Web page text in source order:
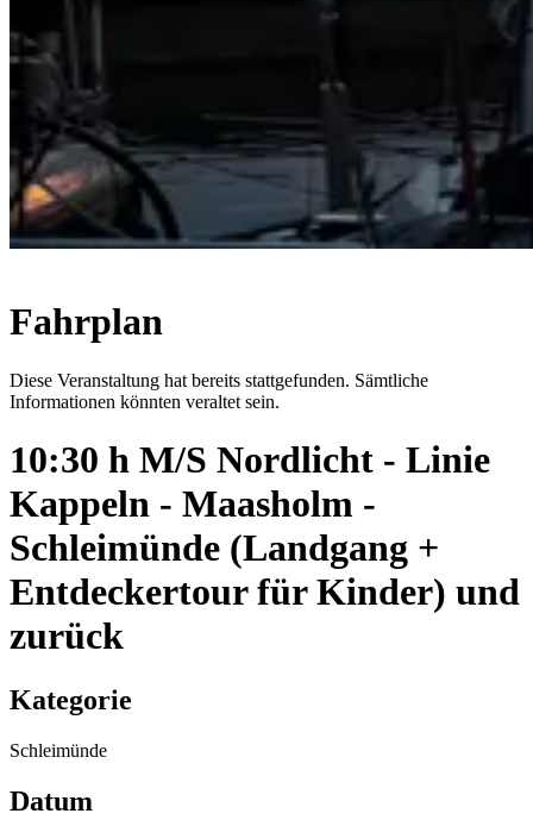
Fahrplan
Diese Veranstaltung hat bereits stattgefunden. Sämtliche
Informationen könnten veraltet sein.
10:30 h M/S Nordlicht - Linie
Kappeln - Maasholm -
Schleimünde (Landgang +
Entdeckertour für Kinder) und
zurück
Kategorie
Schleimünde
Datum